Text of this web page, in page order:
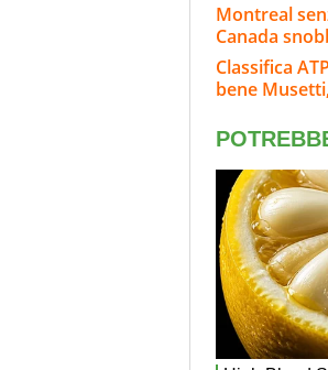
Montreal
Canada
Classifica
bene